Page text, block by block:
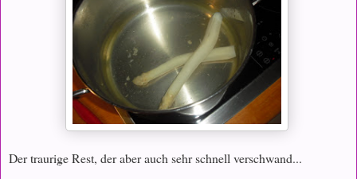
Der traurige Rest, der aber auch sehr schnell verschwand...